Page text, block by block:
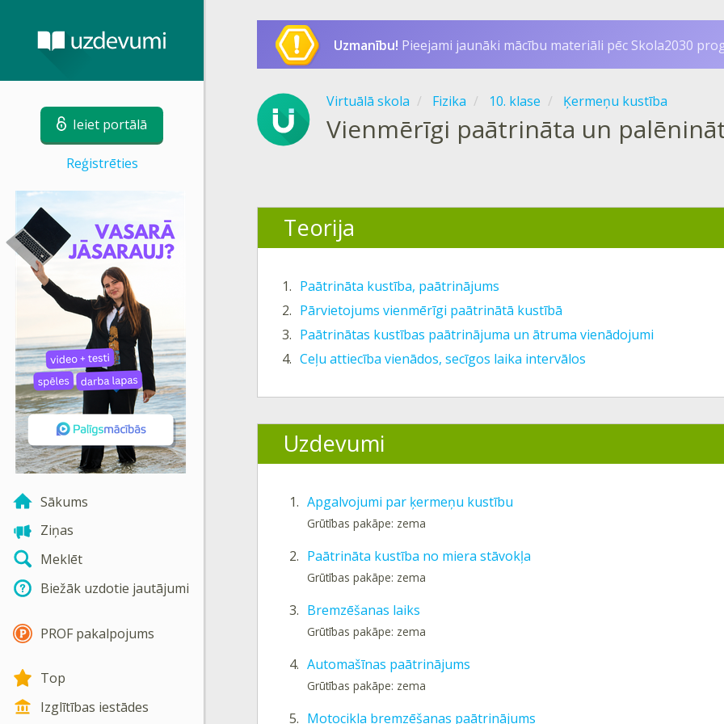
Ieiet portālā
Reģistrēties
Sākums
Ziņas
Meklēt
Biežāk uzdotie jautājumi
PROF pakalpojums
Top
Izglītības iestādes
Uzmanību! Pieejami jaunāki mācību materiāli pēc Skola2030
Virtuālā skola Fizika 10. klase Ķermeņu kustība
Vienmērīgi paātrināta un
Teorija
1. Paātrināta kustība, paātrinājums
2. Pārvietojums vienmērīgi paātrinātā kustībā
3. Paātrinātas kustības paātrinājuma un ātruma vienādojumi
4. Ceļu attiecība vienādos, secīgos laika intervālos
Uzdevumi
1. Apgalvojumi par ķermeņu kustību
Grūtības pakāpe: zema
2. Paātrināta kustība no miera stāvokļa
Grūtības pakāpe: zema
3. Bremzēšanas laiks
Grūtības pakāpe: zema
4. Automašīnas paātrinājums
Grūtības pakāpe: zema
5. Motocikla bremzēšanas paātrinājums